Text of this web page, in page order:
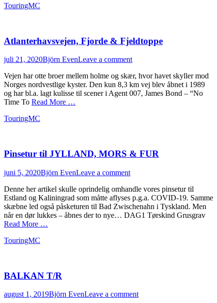
Categories
TouringMC
Atlanterhavsvejen, Fjorde & Fjeldtoppe
Posted
juli 21, 2020Author
Björn EvenLeave a comment
Vejen har otte broer mellem holme og skær, hvor havet skyller mod
Norges nordvestlige kyster. Den kun 8,3 km vej blev åbnet i 1989
og har bl.a. lagt kulisse til scener i Agent 007, James Bond – “No
Time To Read More …
Categories
TouringMC
Pinsetur til JYLLAND, MORS & FUR
Posted
juni 5, 2020Author
Björn EvenLeave a comment
Denne her artikel skulle oprindelig omhandle vores pinsetur til
Estland og Kaliningrad som måtte aflyses p.g.a. COVID-19. Samme
skæbne led også påsketuren til Bad Zwischenahn i Tyskland. Men
når en dør lukkes – åbnes der to nye… DAG1 Tørskind Grusgrav
Read More …
Categories
TouringMC
BALKAN T/R
Posted
august 1, 2019Author
Björn EvenLeave a comment